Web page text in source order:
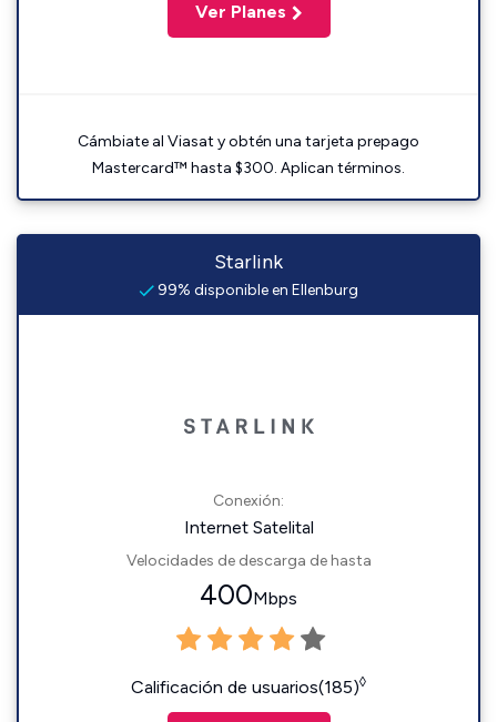
Ver Planes
Cámbiate al Viasat y obtén una tarjeta prepago
Mastercard™ hasta $300. Aplican términos.
Starlink
99% disponible en Ellenburg
Conexión:
Internet Satelital
Velocidades de descarga de hasta
400Mbps
Calificación de usuarios(185)◊